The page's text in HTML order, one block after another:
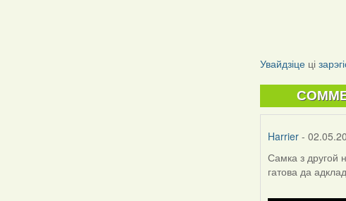
Увайдзіце ці
Harrier -
Самка з другой
гатова да